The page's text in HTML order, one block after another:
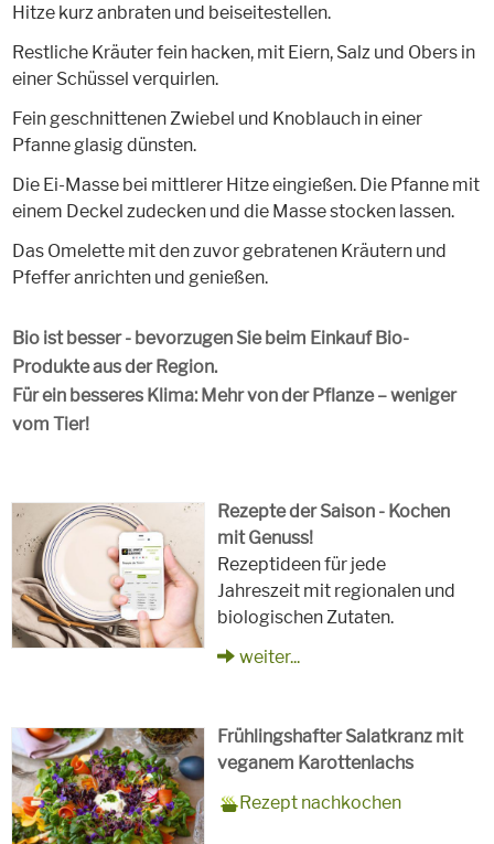
Hitze kurz anbraten und beiseitestellen.
Restliche Kräuter fein hacken, mit Eiern, Salz und Obers in
einer Schüssel verquirlen.
Fein geschnittenen Zwiebel und Knoblauch in einer
Pfanne glasig dünsten.
Die Ei-Masse bei mittlerer Hitze eingießen. Die Pfanne mit
einem Deckel zudecken und die Masse stocken lassen.
Das Omelette mit den zuvor gebratenen Kräutern und
Pfeffer anrichten und genießen.
Bio ist besser - bevorzugen Sie beim Einkauf Bio-
Produkte aus der Region.
Für ein besseres Klima: Mehr von der Pflanze – weniger
vom Tier!
Rezepte der Saison - Kochen
mit Genuss!
Rezeptideen für jede
Jahreszeit mit regionalen und
biologischen Zutaten.
weiter...
Frühlingshafter Salatkranz mit
veganem Karottenlachs
für
Schlagworte
Beilagen, Hauptspeisen, Jause,
Rezept nachkochen